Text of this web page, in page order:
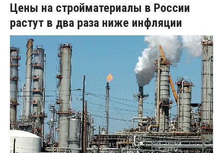
Цены на стройматериалы в России
растут в два раза ниже инфляции